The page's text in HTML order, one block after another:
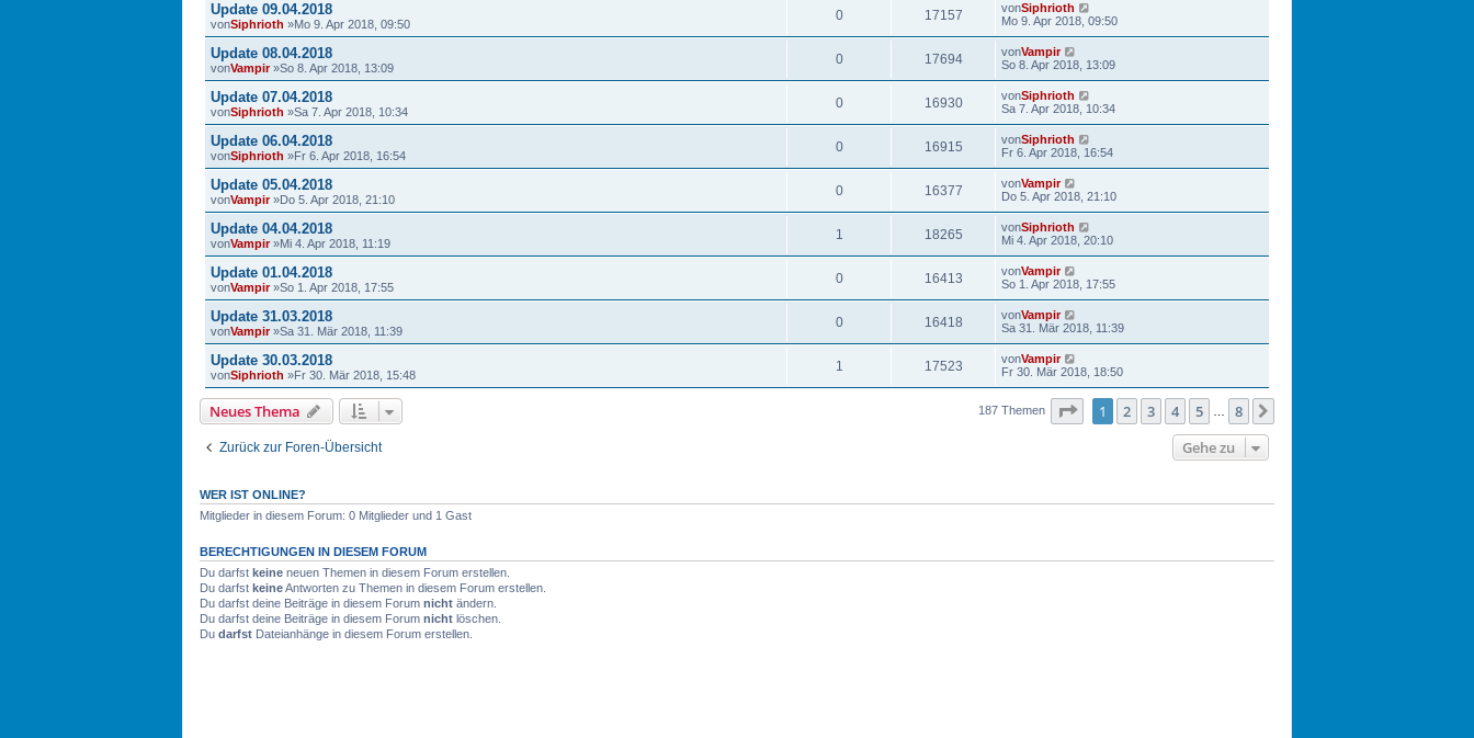
Update 09.04.2018
vonSiphrioth »Mo 9. Apr 2018, 09:50
0 17157 vonSiphrioth
Mo 9. Apr 2018, 09:50
Update 08.04.2018
vonVampir»So 8. Apr 2018, 13:09
0 17694 vonVampir
So 8. Apr 2018, 13:09
Update 07.04.2018
vonSiphrioth »Sa 7. Apr 2018, 10:34
0 16930 vonSiphrioth
Sa 7. Apr 2018, 10:34
Update 06.04.2018
vonSiphrioth »Fr 6. Apr 2018, 16:54
0 16915 vonSiphrioth
Fr 6. Apr 2018, 16:54
Update 05.04.2018
vonVampir»Do 5. Apr 2018, 21:10
0 16377 vonVampir
Do 5. Apr 2018, 21:10
Update 04.04.2018
vonVampir»Mi 4. Apr 2018, 11:19
1 18265 vonSiphrioth
Mi 4. Apr 2018, 20:10
Update 01.04.2018
vonVampir»So 1. Apr 2018, 17:55
0 16413 vonVampir
So 1. Apr 2018, 17:55
Update 31.03.2018
vonVampir»Sa 31. Mär 2018, 11:39
0 16418 vonVampir
Sa 31. Mär 2018, 11:39
Update 30.03.2018
vonSiphrioth »Fr 30. Mär 2018, 15:48
1 17523 vonVampir
Fr 30. Mär 2018, 18:50
Neues Thema 187 Themen Seite von8
1 2 3 4 5 8
Zurück zur Foren-Übersicht Gehe zu
WER IST ONLINE?
Mitglieder in diesem Forum: 0 Mitglieder und 1 Gast
BERECHTIGUNGEN IN DIESEM FORUM
Du darfst keine neuen Themen in diesem Forum erstellen.
Du darfst keineAntworten zu Themen in diesem Forum erstellen.
Du darfst deine Beiträge in diesem Forum nicht ändern.
Du darfst deine Beiträge in diesem Forum nicht löschen.
Du darfst Dateianhänge in diesem Forum erstellen.